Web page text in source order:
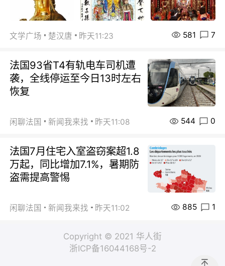
文学广场 楚汉唐 昨天11:23 581 7
法国93省T4有轨电车司机遭
袭，全线停运至今日13时左右
恢复
闲聊法国 新闻我来找 昨天11:08 544 0
法国7月住宅入室盗窃案超1.8
万起，同比增加7.1%，暑期防
盗需提高警惕
闲聊法国 新闻我来找 昨天11:02 885 1
Copyright © 2021 华人街
浙ICP备16044168号-2